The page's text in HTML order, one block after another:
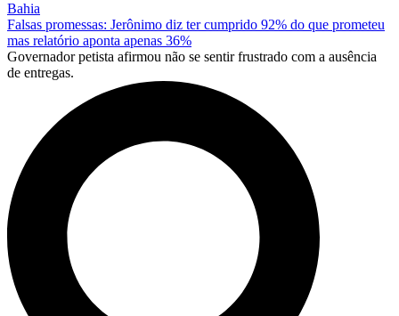
Bahia
Falsas promessas: Jerônimo diz ter cumprido 92% do que prometeu
mas relatório aponta apenas 36%
Governador petista afirmou não se sentir frustrado com a ausência
de entregas.